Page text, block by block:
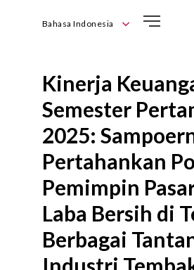
Bahasa Indonesia
Kinerja
Semester
2025:
Pertahankan
Pemimpin
Laba Bersih di
Berbagai